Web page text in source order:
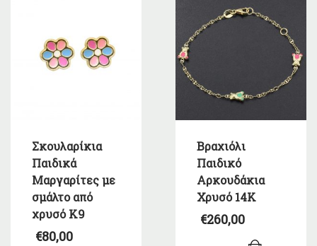
Σκουλαρίκια
Παιδικά
Μαργαρίτες με
σμάλτο από
χρυσό Κ9
€80,00
Βραχιόλι
Παιδικό
Αρκουδάκια
Χρυσό 14Κ
€260,00